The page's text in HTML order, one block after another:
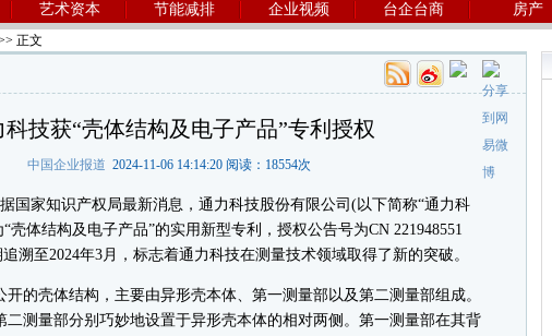
艺术资本 节能减排 企业视频 台企台商 房产
正文
科技获“壳体结构及电子产品”专利授权
中国企业报道 2024-11-06 14:14:20 阅读： 18554次
家知识产权局最新消息，通力科技股份有限公司(以下简称“通力科
壳体结构及电子产品”的实用新型专利，授权公告号为CN 221948551
溯至2024年3月，标志着通力科技在测量技术领域取得了新的突破。
壳体结构，主要由异形壳本体、第一测量部以及第二测量部组成。
二测量部分别巧妙地设置于异形壳本体的相对两侧。第一测量部在其背